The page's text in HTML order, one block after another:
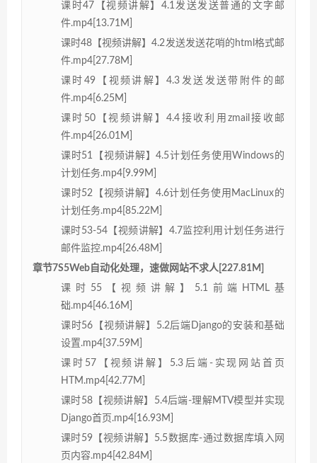
课时47【视频讲解】4.1发送发送普通的文字邮
件.mp4[13.71M]
课时48【视频讲解】4.2发送发送花哨的html格式邮
件.mp4[27.78M]
课时49【视频讲解】4.3发送发送带附件的邮
件.mp4[6.25M]
课时50【视频讲解】4.4接收利用zmail接收邮
件.mp4[26.01M]
课时51【视频讲解】4.5计划任务使用Windows的
计划任务.mp4[9.99M]
课时52【视频讲解】4.6计划任务使用MacLinux的
计划任务.mp4[85.22M]
课时53-54【视频讲解】4.7监控利用计划任务进行
邮件监控.mp4[26.48M]
章节7S5Web自动化处理，速做网站不求人[227.81M]
课时55【视频讲解】5.1前端HTML基
础.mp4[46.16M]
课时56【视频讲解】5.2后端Django的安装和基础
设置.mp4[37.59M]
课时57【视频讲解】5.3后端-实现网站首页
HTM.mp4[42.77M]
课时58【视频讲解】5.4后端-理解MTV模型并实现
Django首页.mp4[16.93M]
课时59【视频讲解】5.5数据库-通过数据库填入网
页内容.mp4[42.84M]